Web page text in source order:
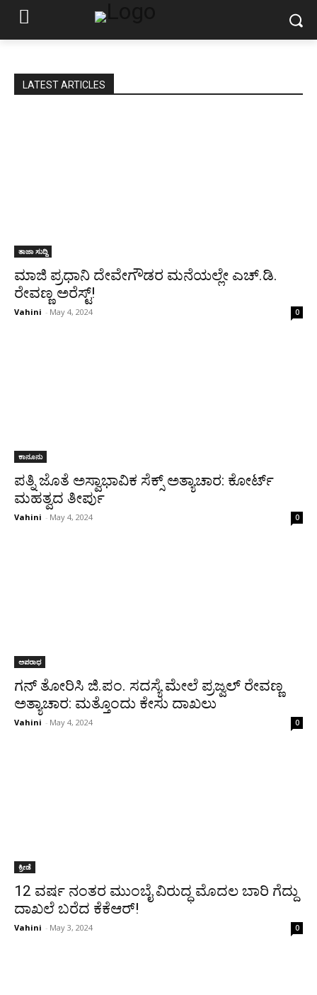
LATEST ARTICLES
ತಾಜಾ ಸುದ್ದಿ
ಮಾಜಿ ಪ್ರಧಾನಿ ದೇವೇಗೌಡರ ಮನೆಯಲ್ಲೇ ಎಚ್.ಡಿ.
ರೇವಣ್ಣ ಅರೆಸ್ಟ್!
Vahini - May 4, 2024 0
ಕಾನೂನು
ಪತ್ನಿ ಜೊತೆ ಅಸ್ವಾಭಾವಿಕ ಸೆಕ್ಸ್ ಅತ್ಯಾಚಾರ: ಕೋರ್ಟ್
ಮಹತ್ವದ ತೀರ್ಪು
Vahini - May 4, 2024 0
ಅಪರಾಧ
ಗನ್ ತೋರಿಸಿ ಜಿ.ಪಂ. ಸದಸ್ಯೆ ಮೇಲೆ ಪ್ರಜ್ವಲ್ ರೇವಣ್ಣ
ಅತ್ಯಾಚಾರ: ಮತ್ತೊಂದು ಕೇಸು ದಾಖಲು
Vahini - May 4, 2024 0
ಕ್ರೀಡೆ
12 ವರ್ಷ ನಂತರ ಮುಂಬೈ ವಿರುದ್ಧ ಮೊದಲ ಬಾರಿ ಗೆದ್ದು
ದಾಖಲೆ ಬರೆದ ಕೆಕೆಆರ್!
Vahini - May 3, 2024 0